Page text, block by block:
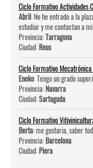
Ciclo Formativo Actividades
Abril: No he entrado a la
estudiar y me contactan a mi
Provincia:Tarragona
Ciudad:Reus
Ciclo Formativo
Eneko: Tengo un grado
Provincia:Navarra
Ciudad:Sartaguda
Ciclo Formativo
Berta: me gustaria, saber
Provincia:Barcelona
Ciudad:Piera